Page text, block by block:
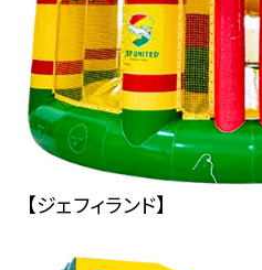
【ジェフィランド】